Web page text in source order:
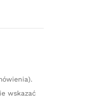
wskazać